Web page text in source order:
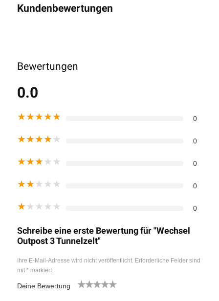
Kundenbewertungen
Bewertungen
0.0
★★★★★ 0
★★★★★ 0
★★★★★ 0
★★★★★ 0
★★★★★ 0
Schreibe eine erste Bewertung für "Wechsel
Outpost 3 Tunnelzelt"
Ihre E-Mail-Adresse wird nicht veröffentlicht. Erforderliche Felder sind
mit * markiert.
Deine Bewertung